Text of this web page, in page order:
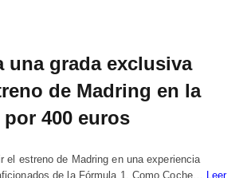
una grada exclusiva
de Madring en la
400 euros
el estreno de Madring en una experiencia
de la Fórmula 1. Como Coche… Leer